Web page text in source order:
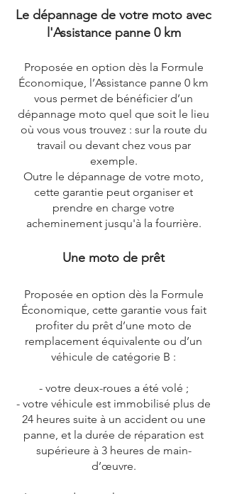
Le dépannage de votre moto avec
l'Assistance panne 0 km
Proposée en option dès la Formule
Économique, l’Assistance panne 0 km
vous permet de bénéficier d’un
dépannage moto quel que soit le lieu
où vous vous trouvez : sur la route du
travail ou devant chez vous par
exemple.
Outre le dépannage de votre moto,
cette garantie peut organiser et
prendre en charge votre
acheminement jusqu'à la fourrière.
Une moto de prêt
Proposée en option dès la Formule
Économique, cette garantie vous fait
profiter du prêt d’une moto de
remplacement équivalente ou d’un
véhicule de catégorie B :
- votre deux-roues a été volé ;
- votre véhicule est immobilisé plus de
24 heures suite à un accident ou une
panne, et la durée de réparation est
supérieure à 3 heures de main-
d’œuvre.